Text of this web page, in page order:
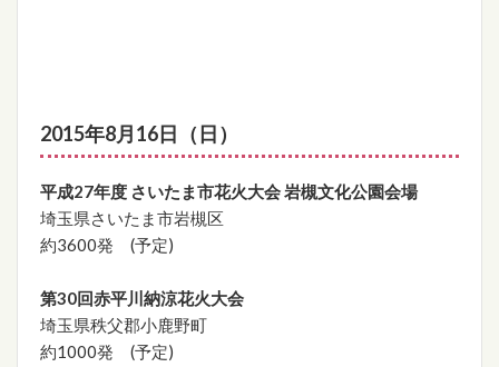
2015年8月16日（日）
平成27年度 さいたま市花火大会 岩槻文化公園会場
埼玉県さいたま市岩槻区
約3600発 (予定)
第30回赤平川納涼花火大会
埼玉県秩父郡小鹿野町
約1000発 (予定)